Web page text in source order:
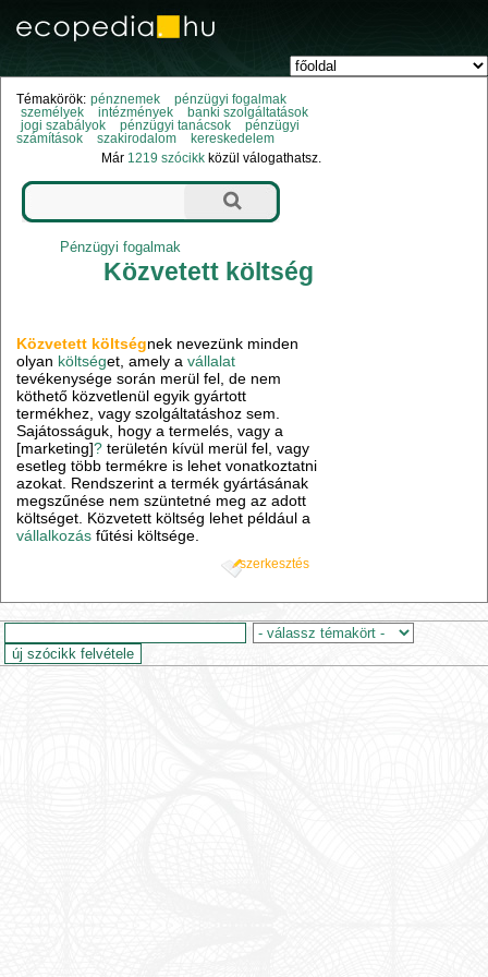
Témakörök: pénznemek
pénzügyi fogalmak
személyek
intézmények
banki szolgáltatások
jogi szabályok
pénzügyi tanácsok
pénzügyi
számítások
szakirodalom
kereskedelem
Már 1219 szócikk közül válogathatsz.
Pénzügyi fogalmak
Közvetett költség
Közvetett költségnek nevezünk minden
olyan költséget, amely avállalat
tevékenysége során merül fel, de nem
köthető közvetlenül egyik gyártott
termékhez, vagy szolgáltatáshoz sem.
Sajátosságuk, hogy a termelés, vagy a
[marketing]? területén kívül merül fel, vagy
esetleg több termékre is lehet vonatkoztatni
azokat. Rendszerint a termék gyártásának
megszűnése nem szüntetné meg az adott
költséget. Közvetett költség lehet például a
vállalkozás fűtési költsége.
szerkesztés